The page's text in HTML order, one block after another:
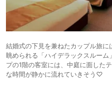
結婚式の下見を兼ねたカップル旅
眺められる「ハイデラックスルー
プの1階の客室には、中庭に面した
な時間が静かに流れていきそう♡